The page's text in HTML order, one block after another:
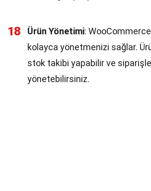
18 Ürün Yönetimi:
kolayca yönetmenizi sağlar.
stok takibi yapabilir ve
yönetebilirsiniz.